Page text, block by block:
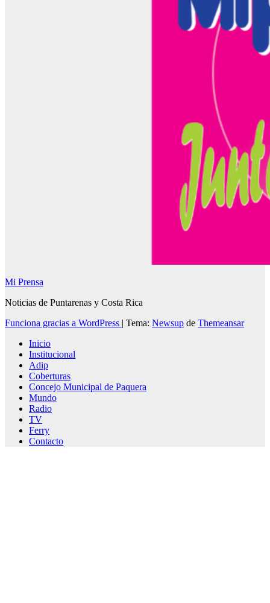
Mi Prensa
Noticias de Puntarenas y Costa Rica
Funciona gracias a WordPress | Tema: Newsup de Themeansar
Inicio
Institucional
Adip
Coberturas
Concejo Municipal de Paquera
Mundo
Radio
TV
Ferry
Contacto